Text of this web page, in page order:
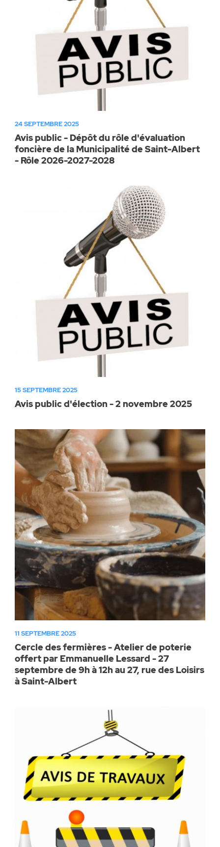
24 SEPTEMBRE 2025
Avis public - Dépôt du rôle d'évaluation
foncière de la Municipalité de Saint-Albert
- Rôle 2026-2027-2028
15 SEPTEMBRE 2025
Avis public d'élection - 2 novembre 2025
11 SEPTEMBRE 2025
Cercle des fermières - Atelier de poterie
offert par Emmanuelle Lessard - 27
septembre de 9h à 12h au 27, rue des Loisirs
à Saint-Albert